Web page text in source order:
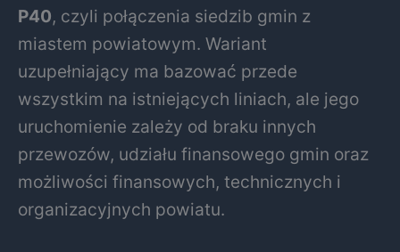
P40, czyli połączenia siedzib gmin z
miastem powiatowym. Wariant
uzupełniający ma bazować przede
wszystkim na istniejących liniach, ale jego
uruchomienie zależy od braku innych
przewozów, udziału finansowego gmin oraz
możliwości finansowych, technicznych i
organizacyjnych powiatu.